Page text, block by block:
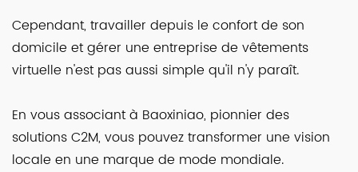
Cependant, travailler depuis le confort de son
domicile et gérer une entreprise de vêtements
virtuelle n'est pas aussi simple qu'il n'y paraît.
En vous associant à Baoxiniao, pionnier des
solutions C2M, vous pouvez transformer une vision
locale en une marque de mode mondiale.